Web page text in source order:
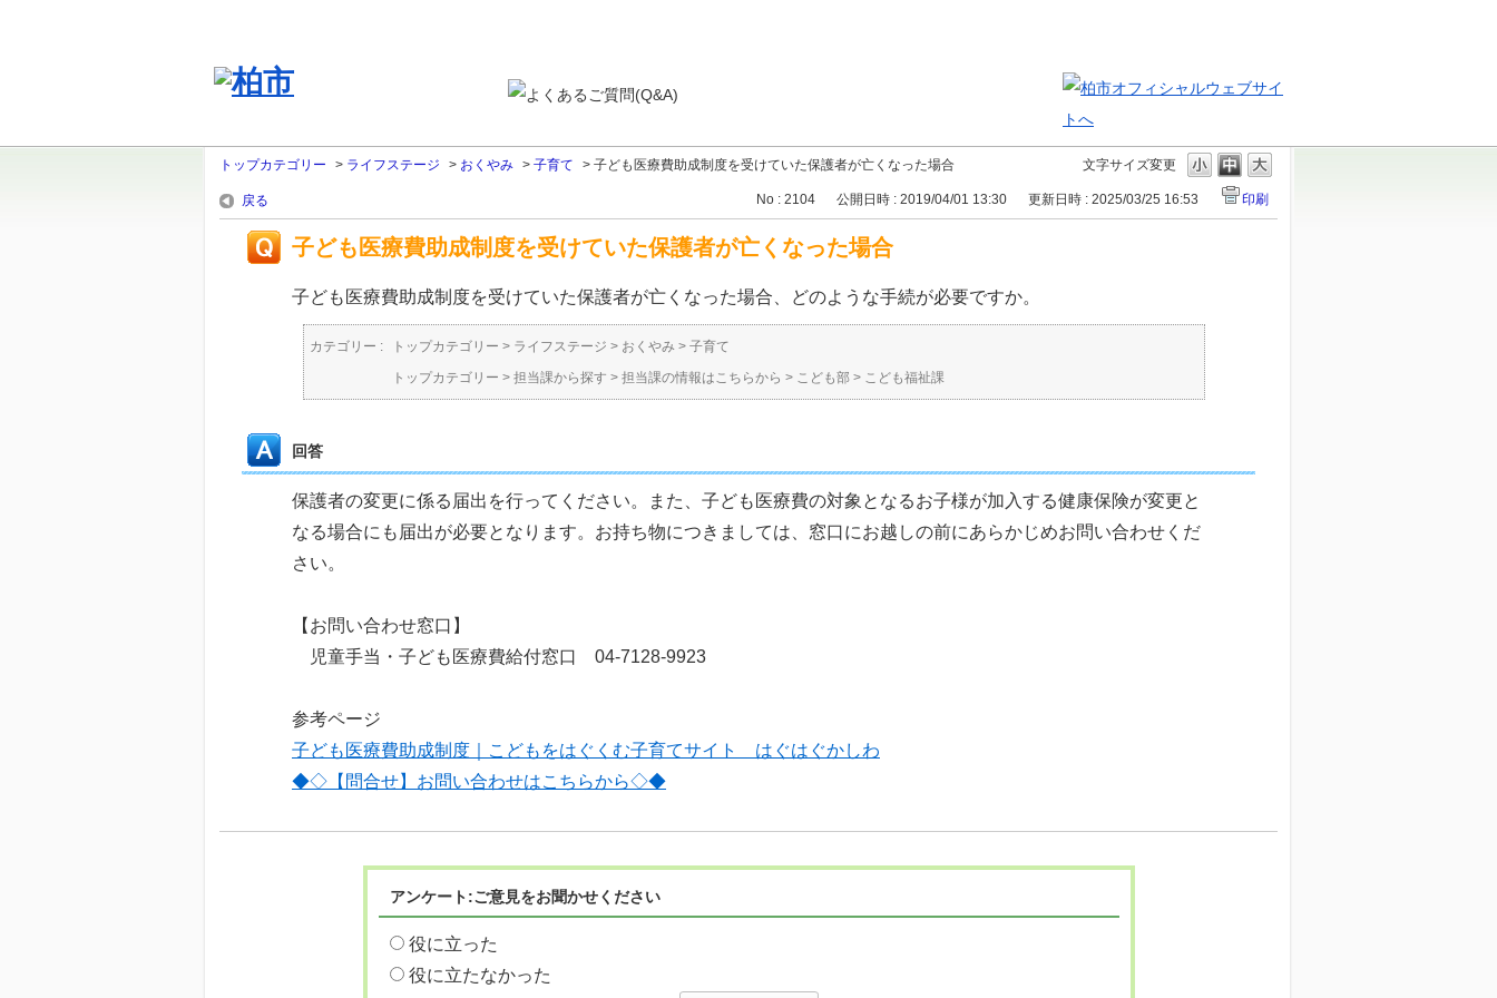
文字サイズ変更
トップカテゴリー > ライフステージ > おくやみ > 子育て > 子ども医療費助成制度を受けていた保護者が亡くなった場合
戻る No : 2104 公開日時 : 2019/04/01 13:30 更新日時 : 2025/03/25 16:53 印刷
子ども医療費助成制度を受けていた保護者が亡くなった場合
子ども医療費助成制度を受けていた保護者が亡くなった場合、どのような手続が必要ですか。
カテゴリー : トップカテゴリー > ライフステージ > おくやみ > 子育て
トップカテゴリー > 担当課から探す > 担当課の情報はこちらから > こども部 > こども福祉課
回答
保護者の変更に係る届出を行ってください。また、子ども医療費の対象となるお子様が加入する健康保険が変更と
なる場合にも届出が必要となります。お持ち物につきましては、窓口にお越しの前にあらかじめお問い合わせくだ
さい。
【お問い合わせ窓口】
児童手当・子ども医療費給付窓口 04-7128-9923
参考ページ
子ども医療費助成制度｜こどもをはぐくむ子育てサイト はぐはぐかしわ
◆◇【問合せ】お問い合わせはこちらから◇◆
アンケート:ご意見をお聞かせください
役に立った
役に立たなかった